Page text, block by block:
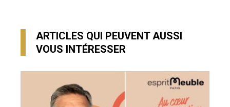
ARTICLES QUI PEUVENT AUSSI
VOUS INTÉRESSER